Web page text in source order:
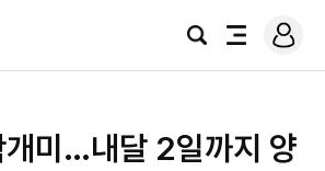
검
전
로
그
개미…내달 2일까지 양